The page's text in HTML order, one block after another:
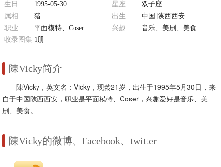
生日
1995-05-30 星座
双子座
属相
猪 出生
中国 陕西西安
职业
平面模特、Coser 兴趣
音乐、美剧、美食
收录图集 1册
陳Vicky简介
陳Vicky，英文名：Vicky，现龄21岁，出生于1995年5月30日，来
自于中国陕西西安，职业是平面模特、Coser，兴趣爱好是音乐、美
剧、美食。
陳Vicky的微博、Facebook、twitter